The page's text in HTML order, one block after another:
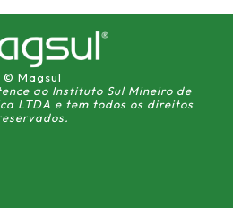
© Magsul
ao Instituto Sul Mineiro de
LTDA e tem todos os direitos